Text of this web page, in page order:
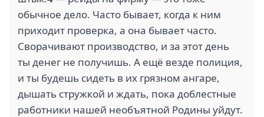
СКЛАД ДВЕРЕЙ 169
(7) DNS (6)
обычное дело. Часто бывает, когда к ним
приходит проверка, а она бывает часто.
Сворачивают производство, и за этот день
ты денег не получишь. А ещё везде полиция,
и ты будешь сидеть в их грязном ангаре,
дышать стружкой и ждать, пока доблестные
работники нашей необъятной Родины уйдут.